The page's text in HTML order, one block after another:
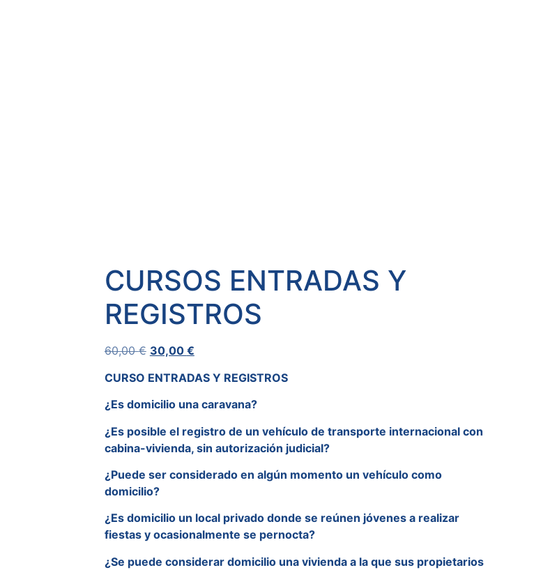
CURSOS ENTRADAS Y
REGISTROS
60,00€ 30,00 €
CURSO ENTRADAS Y REGISTROS
¿Es domicilio una caravana?
¿Es posible el registro de un vehículo de transporte internacional con
cabina-vivienda, sin autorización judicial?
¿Puede ser considerado en algún momento un vehículo como
domicilio?
¿Es domicilio un local privado donde se reúnen jóvenes a realizar
fiestas y ocasionalmente se pernocta?
¿Se puede considerar domicilio una vivienda a la que sus propietarios